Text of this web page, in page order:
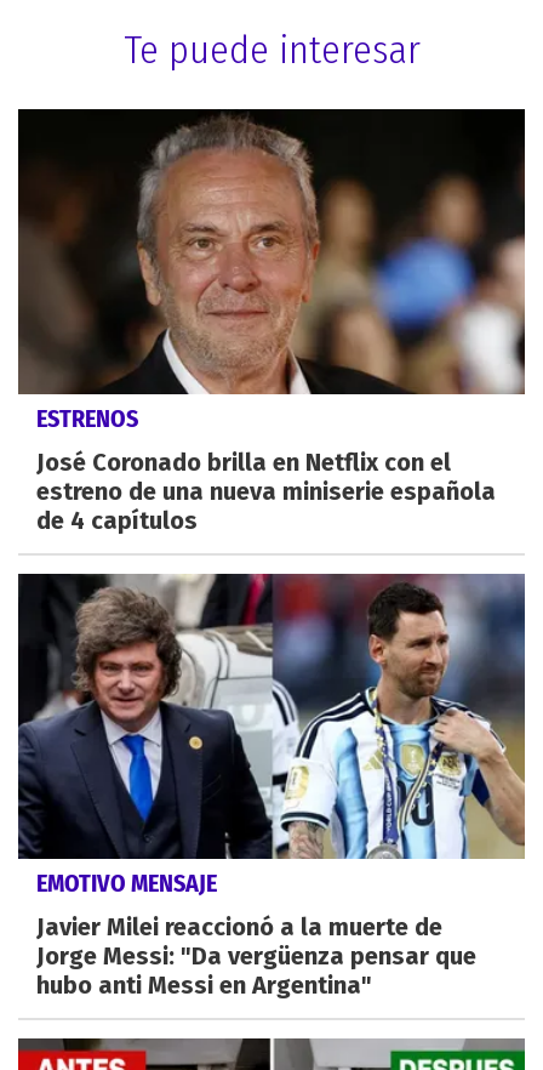
Te puede interesar
ESTRENOS
José Coronado brilla en Netflix con el
estreno de una nueva miniserie española
de 4 capítulos
EMOTIVO MENSAJE
Javier Milei reaccionó a la muerte de
Jorge Messi: "Da vergüenza pensar que
hubo anti Messi en Argentina"